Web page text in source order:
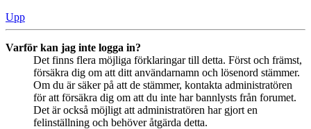
Upp
Varför kan jag inte logga in?
Det finns flera möjliga förklaringar till detta. Först och främst,
försäkra dig om att ditt användarnamn och lösenord stämmer.
Om du är säker på att de stämmer, kontakta administratören
för att försäkra dig om att du inte har bannlysts från forumet.
Det är också möjligt att administratören har gjort en
felinställning och behöver åtgärda detta.